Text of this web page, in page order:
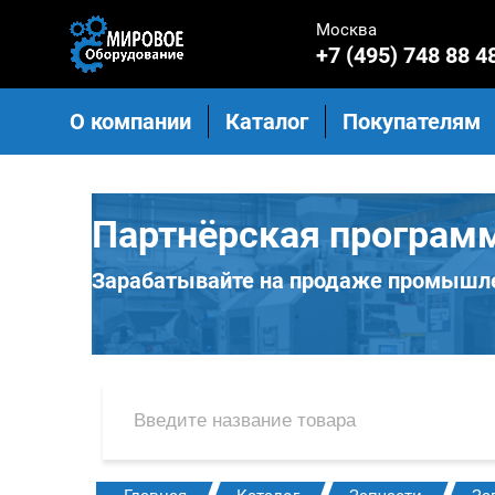
Москва
+7 (495) 748 88
О компании Каталог Покупателям
Партнёрская
Зарабатывайте на продаже